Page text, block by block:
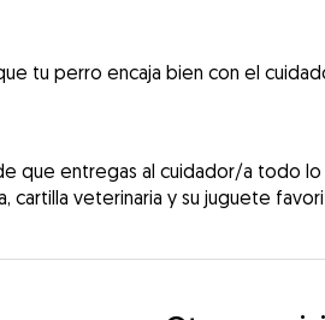
tu perro encaja bien con el
que entregas al cuidador/a todo
cartilla veterinaria y su juguete